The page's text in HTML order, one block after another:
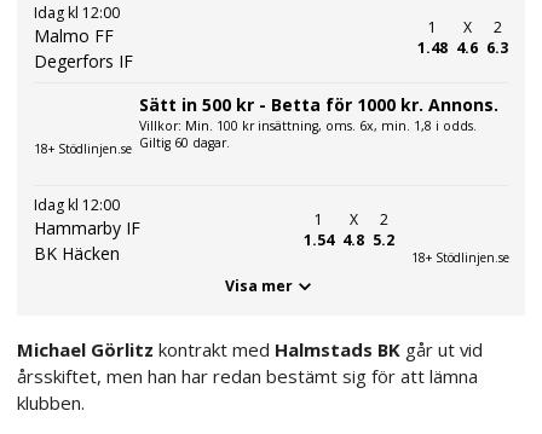
Idag kl 12:00
Malmo FF
Degerfors IF
1
1.48
X
4.6
2
6.3
18+ Stödlinjen.se
Sätt in 500 kr - Betta för 1000 kr. Annons.
Villkor: Min. 100 kr insättning, oms. 6x, min. 1,8 i odds.
Giltig 60 dagar.
Idag kl 12:00
Hammarby IF
BK Häcken
1
1.54
X
4.8
2
5.2
18+ Stödlinjen.se
Visa mer
Michael Görlitz kontrakt med Halmstads BK går ut vid
årsskiftet, men han har redan bestämt sig för att lämna
klubben.